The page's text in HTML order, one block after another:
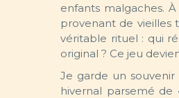
enfants malgaches.
provenant de vieilles
véritable rituel : qui
original ? Ce jeu
Je garde un
hivernal parsemé de